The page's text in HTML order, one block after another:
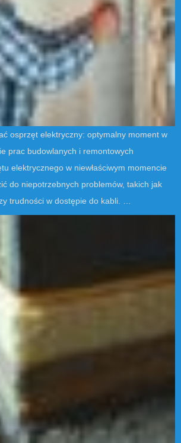
osprzęt elektryczny: optymalny moment w
prac budowlanych i remontowych
elektrycznego w niewłaściwym momencie
do niepotrzebnych problemów, takich jak
trudności w dostępie do kabli. …